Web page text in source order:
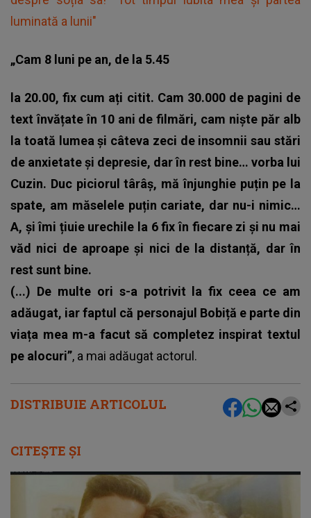
DISTRIBUIE ARTICOLUL
luminată a lunii"
„Cam 8 luni pe an, de la 5.45
la 20.00, fix cum ați citit. Cam 30.000 de pagini de
text învățate în 10 ani de filmări, cam niște păr alb
la toată lumea și câteva zeci de insomnii sau stări
de anxietate și depresie, dar în rest bine… vorba lui
Cuzin. Duc piciorul târâș, mă înjunghie puțin pe la
spate, am măselele puțin cariate, dar nu-i nimic…
A, și îmi țiuie urechile la 6 fix în fiecare zi și nu mai
văd nici de aproape și nici de la distanță, dar în
rest sunt bine.
(...) De multe ori s-a potrivit la fix ceea ce am
adăugat, iar faptul că personajul Bobiță e parte din
viața mea m-a facut să completez inspirat textul
pe alocuri”, a mai adăugat actorul.
CITEȘTE ȘI